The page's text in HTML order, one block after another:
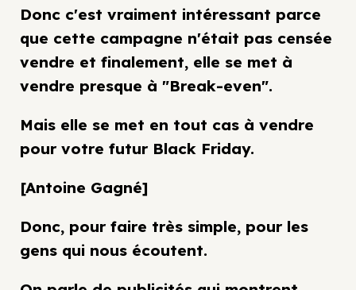
Donc c'est vraiment intéressant parce
que cette campagne n'était pas censée
vendre et finalement, elle se met à
vendre presque à "Break-even".
Mais elle se met en tout cas à vendre
pour votre futur Black Friday.
[Antoine Gagné]
Donc, pour faire très simple, pour les
gens qui nous écoutent.